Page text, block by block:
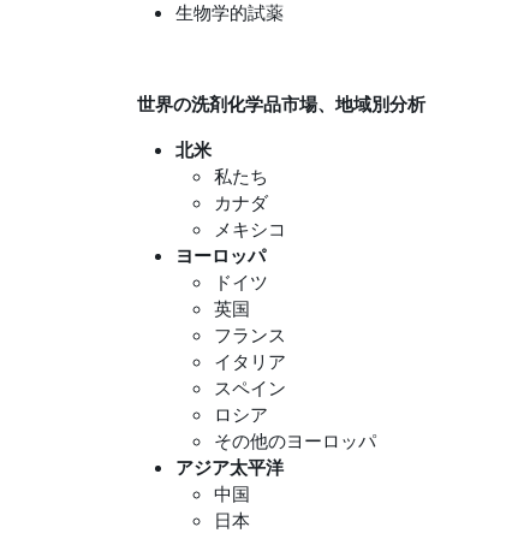
生物学的試薬
世界の洗剤化学品市場、地域別分析
北米
私たち
カナダ
メキシコ
ヨーロッパ
ドイツ
英国
フランス
イタリア
スペイン
ロシア
その他のヨーロッパ
アジア太平洋
中国
日本